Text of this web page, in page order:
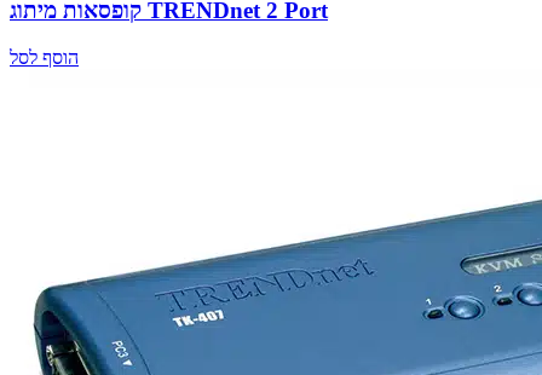
קופסאות מיתוג TRENDnet 2 Port
הוסף לסל